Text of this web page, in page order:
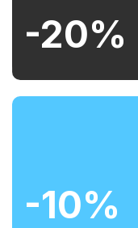
-20%
-10%